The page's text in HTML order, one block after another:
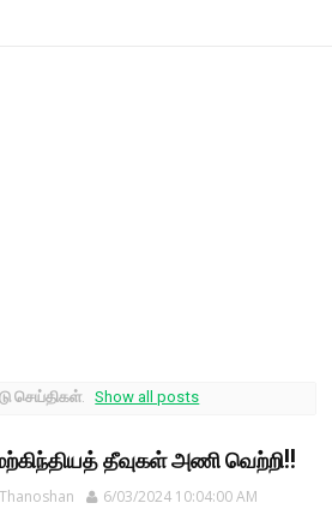
செய்திகள். Show all posts
தீவுகள் அணி வெற்றி!!
Thanoshan 6/03/2024 10:04:00 AM